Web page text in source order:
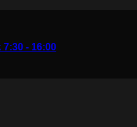
- 16:00